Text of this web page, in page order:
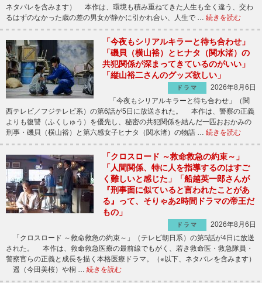
ネタバレを含みます） 本作は、環境も積み重ねてきた人生も全く違う、交わ
るはずのなかった歳の差の男女が静かに引かれ合い、人生で … 続きを読む
「今夜もシリアルキラーと待ち合わせ」
「磯貝（横山裕）とヒナタ（関水渚）の
共犯関係が深まってきているのがいい」
「縦山裕二さんのグッズ欲しい」
ドラマ
2026年8月6日
「今夜もシリアルキラーと待ち合わせ」（関
西テレビ／フジテレビ系）の第6話が5日に放送された。 本作は、警察の正義
よりも復讐（ふくしゅう）を優先し、秘密の共犯関係を結んだ一匹おおかみの
刑事・磯貝（横山裕）と第六感女子ヒナタ（関水渚）の物語 … 続きを読む
「クロスロード ～救命救急の約束～」
「人間関係、特に人を指導するのはすご
く難しいと感じた」「船越英一郎さんが
『刑事面に似ていると言われたことがあ
る』って、そりゃあ2時間ドラマの帝王だ
もの」
ドラマ
2026年8月6日
「クロスロード ～救命救急の約束～」（テレビ朝日系）の第5話が4日に放送
された。 本作は、救命救急医療の最前線でもがく、若き救命医・救急隊員・
警察官らの正義と成長を描く本格医療ドラマ。（※以下、ネタバレを含みます）
遥（今田美桜）や桐 … 続きを読む